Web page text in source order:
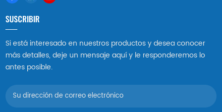
SUSCRIBIR
Si está interesado en nuestros productos y desea conocer
más detalles, deje un mensaje aquí y le responderemos lo
antes posible.